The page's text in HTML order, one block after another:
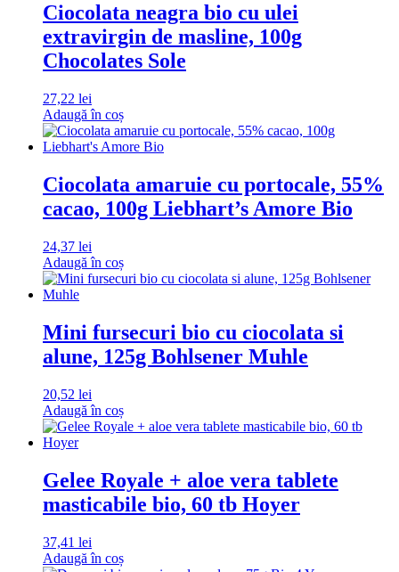
Ciocolata neagra bio cu ulei
extravirgin de masline, 100g
Chocolates Sole
27,22 lei
Adaugă în coș
Ciocolata amaruie cu portocale, 55%
cacao, 100g Liebhart’s Amore Bio
24,37 lei
Adaugă în coș
Mini fursecuri bio cu ciocolata si
alune, 125g Bohlsener Muhle
20,52 lei
Adaugă în coș
Gelee Royale + aloe vera tablete
masticabile bio, 60 tb Hoyer
37,41 lei
Adaugă în coș